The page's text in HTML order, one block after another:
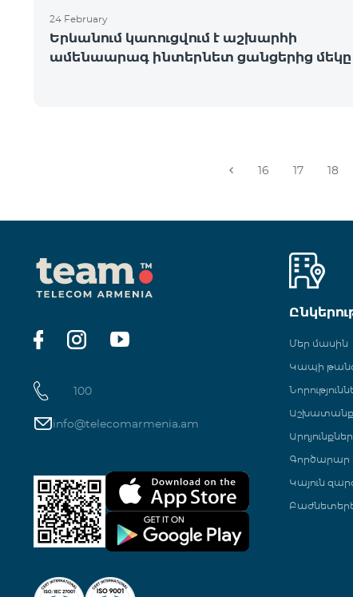
24 February
Երևանում կառուցվում է աշխարհի
ամենաարագ ինտերնետ ցանցերից մեկը
16 17 18
100
info@telecomarmenia.am
Մեր մասին
Կապի
Աշխատանք
Գործարար
Կայուն